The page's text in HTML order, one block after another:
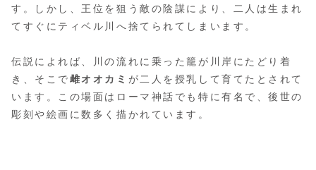
す。しかし、王位を狙う敵の陰謀により、二人は生まれ
てすぐにティベル川へ捨てられてしまいます。
伝説によれば、川の流れに乗った籠が川岸にたどり着
き、そこで雌オオカミ が二人を授乳して育てたとされて
います。この場面はローマ神話でも特に有名で、後世の
彫刻や絵画に数多く描かれています。